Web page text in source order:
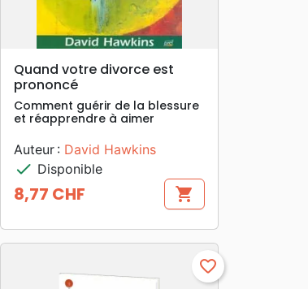
search APERÇU RAPIDE
Quand votre divorce est
prononcé
Comment guérir de la blessure
et réapprendre à aimer
Auteur : David Hawkins
check Disponible
Prix
8,77 CHF shopping_cart
favorite_border